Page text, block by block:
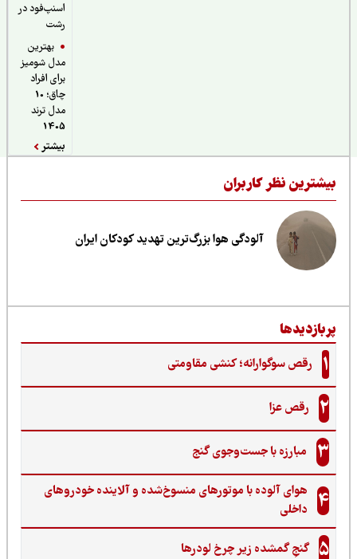
اسنپ‌فود در
بهترین
مدل شومیز
برای افراد
چاق؛ 10
مدل ترند
نظر کاربران
آلودگی هوا بزرگ‌ترین تهدید کودکان ایران
رقص سوگوارانه؛ کنشی مقاومتی
رقص عزا
مبارزه با جست‌وجوی گنج‌
هوای آلوده با موتورهای منسوخ‌شده و آلاینده خودروهای
داخلی
گنجِ گمشده زیر چرخ لودرها